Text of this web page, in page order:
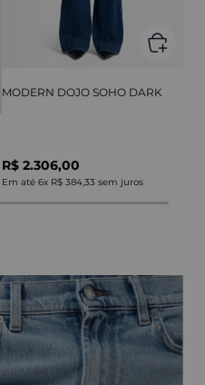
MODERN DOJO SOHO DARK
R$ 2.306,00
Em até 6x R$ 384,33 sem juros